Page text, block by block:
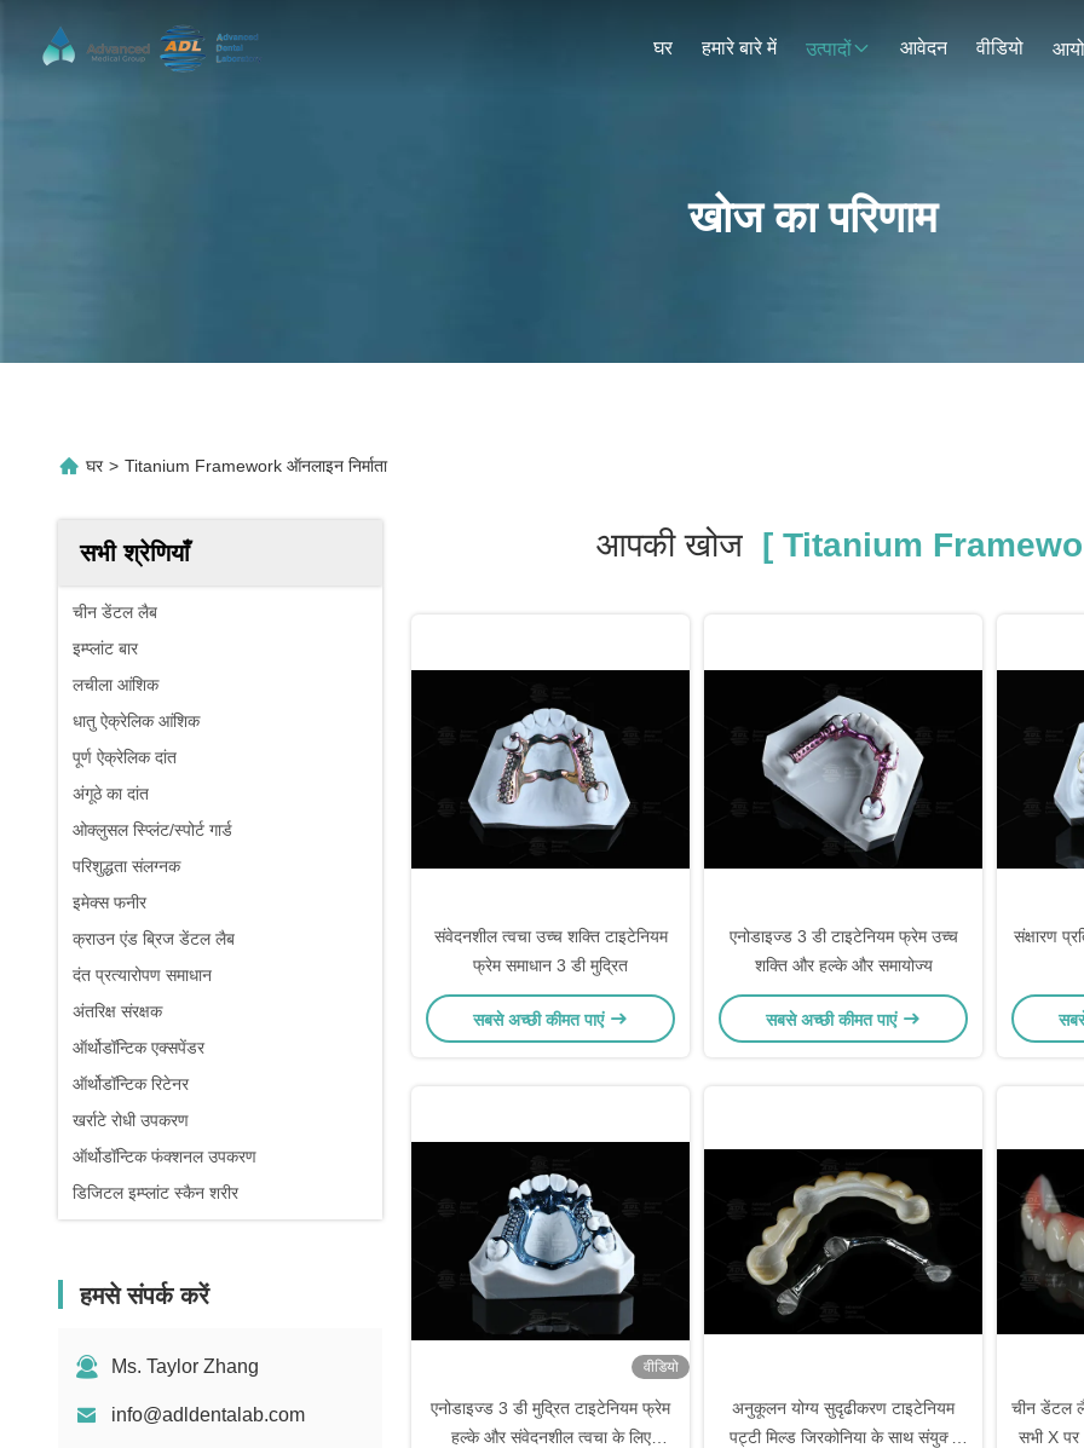
घर हमारे बारे में उत्पादों आवेदन वीडियो
खोज का परिणाम
घर > Titanium Framework ऑनलाइन निर्माता
सभी श्रेणियाँ
चीन डेंटल लैब
इम्प्लांट बार
लचीला आंशिक
धातु ऐक्रेलिक आंशिक
पूर्ण ऐक्रेलिक दांत
अंगूठे का दांत
ओक्लुसल स्प्लिंट/स्पोर्ट गार्ड
परिशुद्धता संलग्नक
इमेक्स फनीर
क्राउन एंड ब्रिज डेंटल लैब
दंत प्रत्यारोपण समाधान
अंतरिक्ष संरक्षक
ऑर्थोडॉन्टिक एक्सपेंडर
ऑर्थोडॉन्टिक रिटेनर
खर्राटे रोधी उपकरण
ऑर्थोडॉन्टिक फंक्शनल उपकरण
डिजिटल इम्प्लांट स्कैन शरीर
हमसे संपर्क करें
Ms. Taylor Zhang
info@adldentalab.com
आपकी खोज[ Titanium
संवेदनशील त्वचा उच्च शक्ति टाइटेनियम
फ्रेम समाधान 3 डी मुद्रित
सबसे अच्छी कीमत पाएं
एनोडाइज्ड 3 डी टाइटेनियम फ्रेम उच्च
शक्ति और हल्के और समायोज्य
सबसे अच्छी कीमत पाएं
संक्षारण
वीडियो
एनोडाइज्ड 3 डी मुद्रित टाइटेनियम फ्रेम
हल्के और संवेदनशील त्वचा के लिए
अनुकूलन योग्य सुदृढीकरण टाइटेनियम
पट्टी मिल्ड जिरकोनिया के साथ संयुक्त
चीन डेंटल
सभी X पर